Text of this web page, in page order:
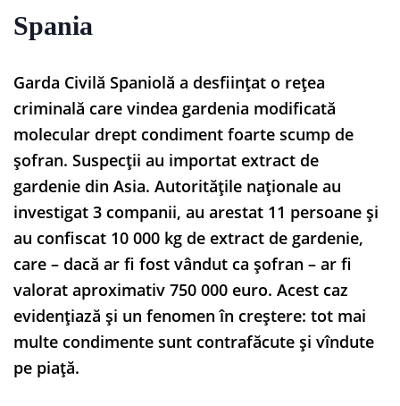
Spania
Garda Civilă Spaniolă a desființat o rețea
criminală care vindea gardenia modificată
molecular drept condiment foarte scump de
șofran. Suspecții au importat extract de
gardenie din Asia. Autoritățile naționale au
investigat 3 companii, au arestat 11 persoane și
au confiscat 10 000 kg de extract de gardenie,
care – dacă ar fi fost vândut ca șofran – ar fi
valorat aproximativ 750 000 euro. Acest caz
evidențiază și un fenomen în creștere: tot mai
multe condimente sunt contrafăcute și vîndute
pe piață.